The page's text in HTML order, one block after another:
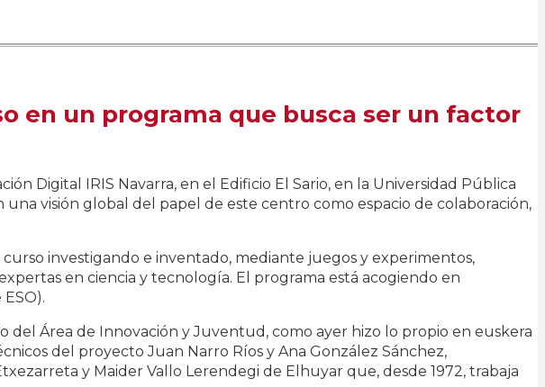
en un programa que busca ser un factor
Digital IRIS Navarra, en el Edificio El Sario, en la Universidad Pública
visión global del papel de este centro como espacio de colaboración,
investigando e inventado, mediante juegos y experimentos,
en ciencia y tecnología. El programa está acogiendo en
Área de Innovación y Juventud, como ayer hizo lo propio en euskera
del proyecto Juan Narro Ríos y Ana González Sánchez,
y Maider Vallo Lerendegi de Elhuyar que, desde 1972, trabaja